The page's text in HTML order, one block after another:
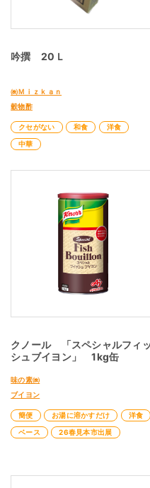
吟撰 20Ｌ
㈱Ｍｉｚｋａｎ
穀物酢
クセがない 和食
洋食
中華
クノール 「スペシャルフィ
シュブイヨン」 1kg缶
味の素㈱
ブイヨン
簡便 お湯に溶かすだけ
洋食
ベース
26春見本市出展